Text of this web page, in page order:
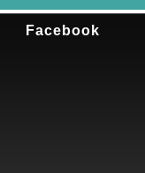
Facebook